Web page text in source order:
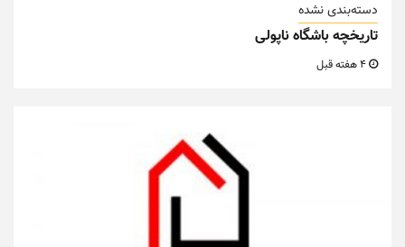
دسته‌بندی نشده
تاریخچه باشگاه ناپولی